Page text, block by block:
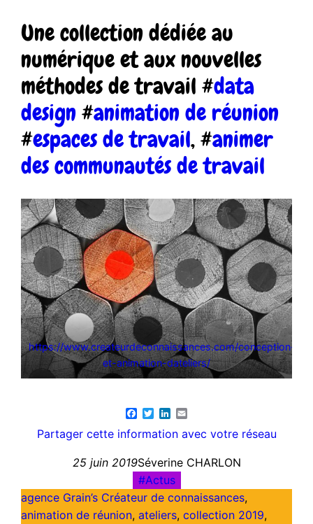
Une collection dédiée au
numérique et aux nouvelles
méthodes de travail #data
design#animation de réunion
#espaces de travail, #animer
des communautés de travail
https://www.createurdeconnaissances.com/conception-
et-animation-dateliers/
Facebook
TwitterLinkedIn
Partager cette information avec votre réseau
25 juin 2019Séverine CHARLON
Actus
agence Grain’s Créateur de connaissances
animation de réunion, ateliers, collection 2019